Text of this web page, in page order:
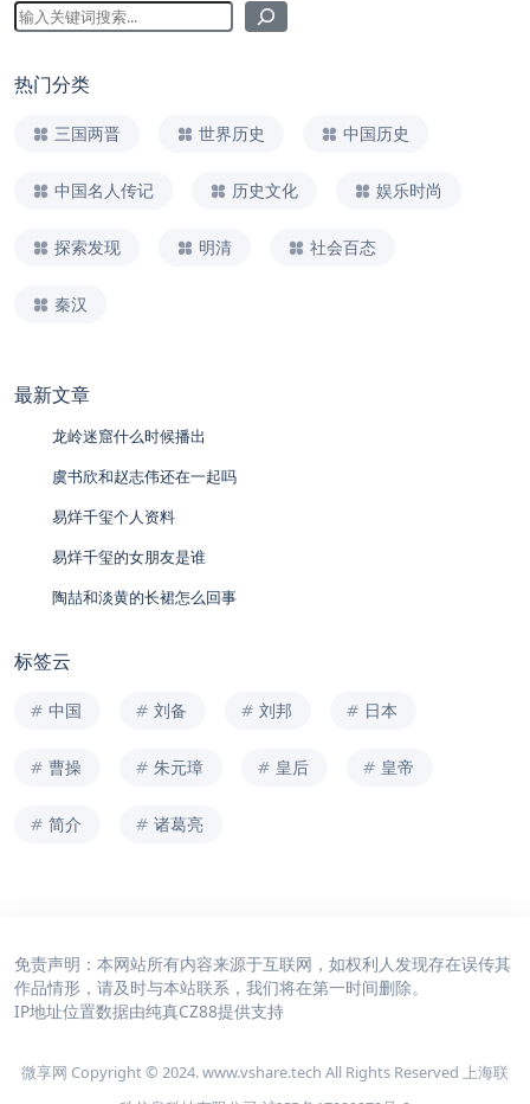
热门分类
三国两晋 世界历史 中国历史
中国名人传记 历史文化 娱乐时尚
探索发现 明清 社会百态
秦汉
最新文章
龙岭迷窟什么时候播出
虞书欣和赵志伟还在一起吗
易烊千玺个人资料
易烊千玺的女朋友是谁
陶喆和淡黄的长裙怎么回事
标签云
中国 刘备 刘邦 日本
曹操 朱元璋 皇后 皇帝
简介 诸葛亮
免责声明：本网站所有内容来源于互联网，如权利人发现存在误传其
作品情形，请及时与本站联系，我们将在第一时间删除。
IP地址位置数据由纯真CZ88提供支持
微享网 Copyright © 2024. www.vshare.tech All Rights Reserved 上海联